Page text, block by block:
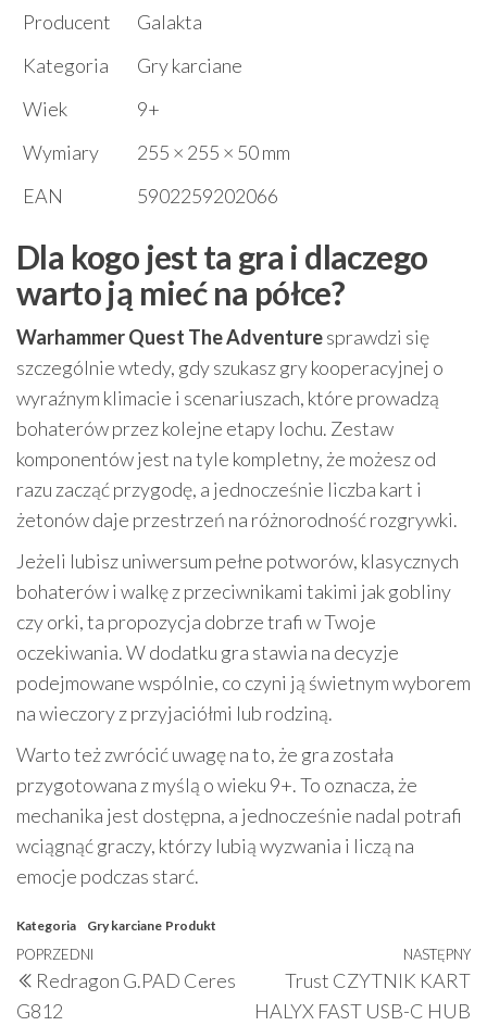
Producent
Galakta
Kategoria
Gry karciane
Wiek
9+
Wymiary
255 × 255 × 50 mm
EAN
5902259202066
Dla kogo jest ta gra i dlaczego
warto ją mieć na półce?
Warhammer Quest The Adventuresprawdzi się
szczególnie wtedy, gdy szukasz gry kooperacyjnej o
wyraźnym klimacie i scenariuszach, które prowadzą
bohaterów przez kolejne etapy lochu. Zestaw
komponentów jest na tyle kompletny, że możesz od
razu zacząć przygodę, a jednocześnie liczba kart i
żetonów daje przestrzeń na różnorodność rozgrywki.
Jeżeli lubisz uniwersum pełne potworów, klasycznych
bohaterów i walkę z przeciwnikami takimi jak gobliny
czy orki, ta propozycja dobrze trafi w Twoje
oczekiwania. W dodatku gra stawia na decyzje
podejmowane wspólnie, co czyni ją świetnym wyborem
na wieczory z przyjaciółmi lub rodziną.
Warto też zwrócić uwagę na to, że gra została
przygotowana z myślą o wieku 9+. To oznacza, że
mechanika jest dostępna, a jednocześnie nadal potrafi
wciągnąć graczy, którzy lubią wyzwania i liczą na
emocje podczas starć.
Kategoria Gry karciane Produkt
Nawigacja
wpisu
Poprzedni
wpis
POPRZEDNI
Redragon G.PAD Ceres
G812
NASTĘPNY
Trust CZYTNIK KART
HALYX FAST USB-C HUB